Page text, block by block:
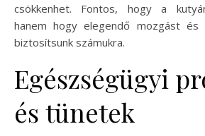
csökkenhet. Fontos, hogy a
hanem hogy elegendő mozgást és
biztosítsunk számukra.
Egészségügyi
és tünetek